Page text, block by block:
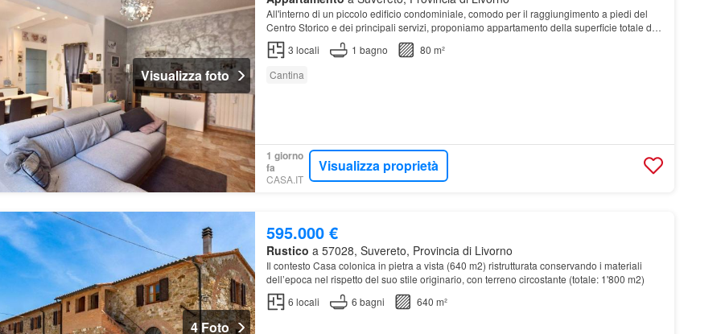
Visualizza foto
All'interno di un piccolo edificio condominiale, comodo per il raggiungimento a piedi del
Centro Storico e dei principali servizi, proponiamo appartamento della superficie totale di
mq…
3 locali 1 bagno
80 m²
Cantina
1 giorno
fa
CASA.IT
Visualizza proprietà
4 Foto
595.000 €
Rustico a 57028, Suvereto, Provincia di Livorno
Il contesto Casa colonica in pietra a vista (640 m2) ristrutturata conservando i materiali
dell’epoca nel rispetto del suo stile originario, con terreno circostante (totale: 1'800 m2)
6 locali 6 bagni 640 m²